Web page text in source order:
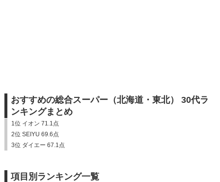
おすすめの総合スーパー（北海道・東北） 30代ラ
ンキングまとめ
1位 イオン 71.1点
2位 SEIYU 69.6点
3位 ダイエー 67.1点
項目別ランキング一覧